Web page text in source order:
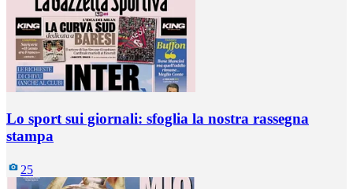
Lo sport sui giornali: sfoglia la nostra rassegna
stampa
25